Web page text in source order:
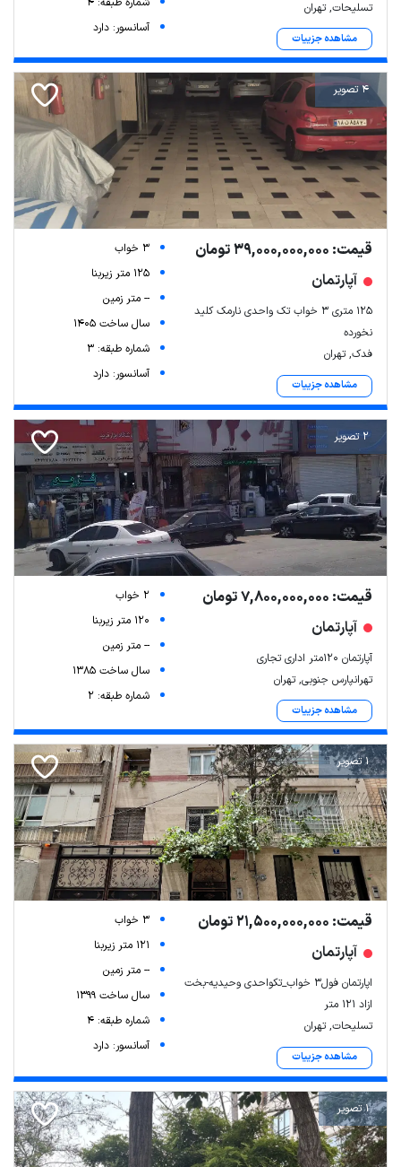
تسلیحات, تهران
مشاهده جزییات
آسانسور: دارد
4 تصویر
قیمت: 39,000,000,000 تومان
آپارتمان
۱۲۵ متری ۳ خواب تک واحدی نارمک کلید
نخورده
فدک, تهران
مشاهده جزییات
3 خواب
125 متر زیربنا
-- متر زمین
سال ساخت 1405
شماره طبقه: 3
آسانسور: دارد
2 تصویر
قیمت: 7,800,000,000 تومان
آپارتمان
آپارتمان 120متر اداری تجاری
تهرانپارس جنوبی, تهران
مشاهده جزییات
2 خواب
120 متر زیربنا
-- متر زمین
سال ساخت 1385
شماره طبقه: 2
1 تصویر
قیمت: 21,500,000,000 تومان
آپارتمان
اپارتمان فول۳ خواب_تکواحدی وحیدیه-بخت
ازاد ۱۲۱ متر
تسلیحات, تهران
مشاهده جزییات
3 خواب
121 متر زیربنا
-- متر زمین
سال ساخت 1399
شماره طبقه: 4
آسانسور: دارد
1 تصویر